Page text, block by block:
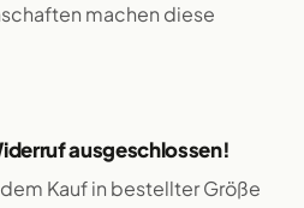
machen diese
ausgeschlossen!
Kauf in bestellter Größe